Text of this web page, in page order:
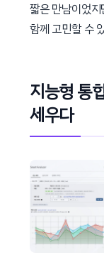
짧은 만남이었
함께 고민할 수
지능형 통
세우다